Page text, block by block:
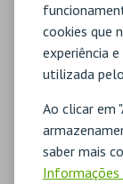
cookies que
experiência
utilizada
Ao clicar em
saber mais
Informações